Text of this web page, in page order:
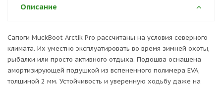
Описание
Сапоги MuckBoot Arctik Pro рассчитаны на условия северного
климата. Их уместно эксплуатировать во время зимней охоты,
рыбалки или просто активного отдыха. Подошва оснащена
амортизирующей подушкой из вспененного полимера EVA,
толщиной 2 мм. Устойчивость и уверенную ходьбу даже на